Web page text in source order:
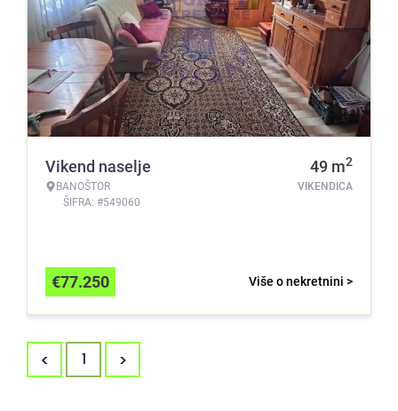
Vikend naselje
BANOŠTOR
ŠIFRA: #549060
49 m2
VIKENDICA
Više o nekretnini >
€77.250
< 1 >